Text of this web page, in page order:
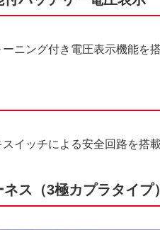
ニング付き電圧表示機能を搭
イッチによる安全回路を搭載
ス（3極カプラタイプ